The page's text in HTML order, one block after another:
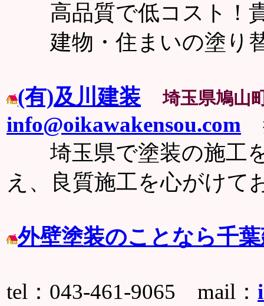
高品質で低コスト！
建物・住まいの塗り替
(有)及川建装 埼玉県鳩山
info@oikawakensou.com
埼玉県で塗装の施工を
え、良質施工を心がけて
外壁塗装のことなら千
tel：043-461-9065 mail：